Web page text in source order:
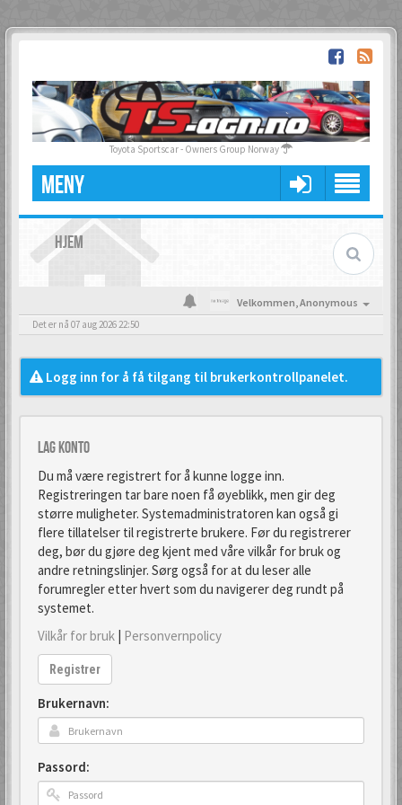
Toyota Sportscar - Owners Group Norway
MENY
HJEM
Velkommen,Anonymous
Det er nå 07 aug 2026 22:50
Logg inn for å få tilgang til brukerkontrollpanelet.
Lag konto
Du må være registrert for å kunne logge inn.
Registreringen tar bare noen få øyeblikk, men gir deg
større muligheter. Systemadministratoren kan også gi
flere tillatelser til registrerte brukere. Før du registrerer
deg, bør du gjøre deg kjent med våre vilkår for bruk og
andre retningslinjer. Sørg også for at du leser alle
forumregler etter hvert som du navigerer deg rundt på
systemet.
Vilkår for bruk | Personvernpolicy
Registrer
Brukernavn:
Passord: